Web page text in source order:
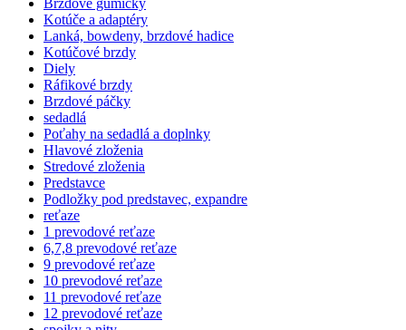
Brzdové gumičky
Kotúče a adaptéry
Lanká, bowdeny, brzdové hadice
Kotúčové brzdy
Diely
Ráfikové brzdy
Brzdové páčky
sedadlá
Poťahy na sedadlá a doplnky
Hlavové zloženia
Stredové zloženia
Predstavce
Podložky pod predstavec, expandre
reťaze
1 prevodové reťaze
6,7,8 prevodové reťaze
9 prevodové reťaze
10 prevodové reťaze
11 prevodové reťaze
12 prevodové reťaze